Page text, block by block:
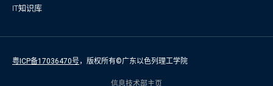
IT知识库
粤ICP备17036470号，版权所有©广东以色列理工学院
信息技术部主页